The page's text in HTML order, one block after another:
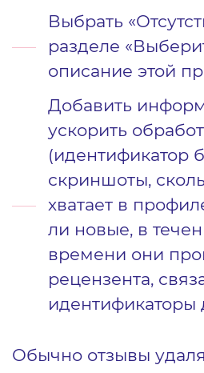
Выбрать
разделе
описание этой
Добавить
ускорить
(идентификатор
скриншоты,
хватает в
ли новые, в
времени они
рецензента,
идентификаторы
Обычно отзывы